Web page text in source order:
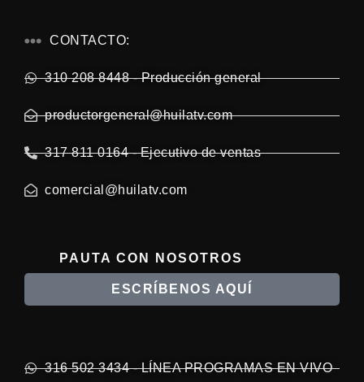
CONTACTO:
310 208 8448 - Producción general
productorgeneral@huilatv.com
317 811 0164 - Ejecutivo de ventas
comercial@huilatv.com
PAUTA CON NOSOTROS
ESCRÍBENOS AQUÍ
316 502 3434 - LÍNEA PROGRAMAS EN VIVO